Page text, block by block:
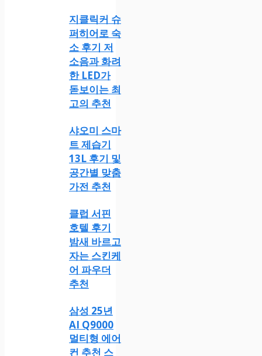
지클릭커 슈
퍼히어로 숙
소 후기 저
소음과 화려
한 LED가
돋보이는 최
고의 추천
샤오미 스마
트 제습기
13L 후기 및
공간별 맞춤
가전 추천
클럽 서핀
호텔 후기
밤새 바르고
자는 스킨케
어 파우더
추천
삼성 25년
AI Q9000
멀티형 에어
컨 추천 스